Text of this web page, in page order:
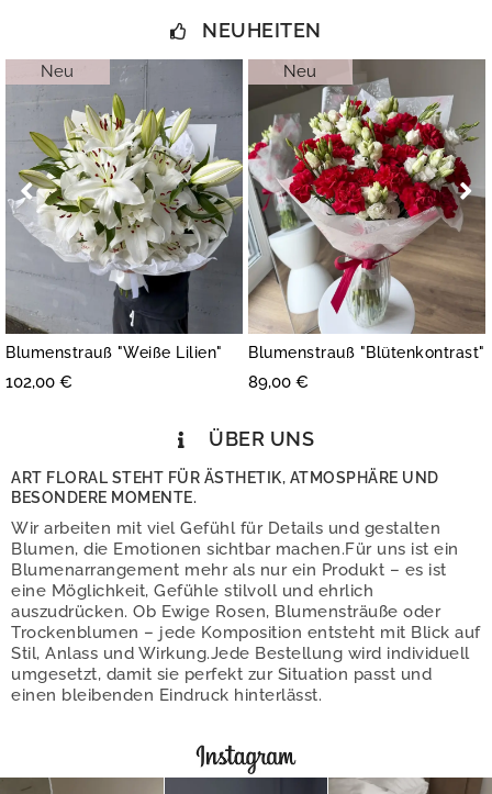
NEUHEITEN
Neu
"Weiße Lilien"
€
Neu
Blumenstrauß "Blütenkontrast"
89,00€
ÜBER UNS
ART FLORAL STEHT FÜR ÄSTHETIK, ATMOSPHÄRE UND
BESONDERE MOMENTE.
Wir arbeiten mit viel Gefühl für Details und gestalten
Blumen, die Emotionen sichtbar machen.Für uns ist ein
Blumenarrangement mehr als nur ein Produkt – es ist
eine Möglichkeit, Gefühle stilvoll und ehrlich
auszudrücken. Ob Ewige Rosen, Blumensträuße oder
Trockenblumen – jede Komposition entsteht mit Blick auf
Stil, Anlass und Wirkung.Jede Bestellung wird individuell
umgesetzt, damit sie perfekt zur Situation passt und
einen bleibenden Eindruck hinterlässt.